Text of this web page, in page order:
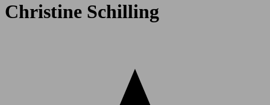
Christine Schilling